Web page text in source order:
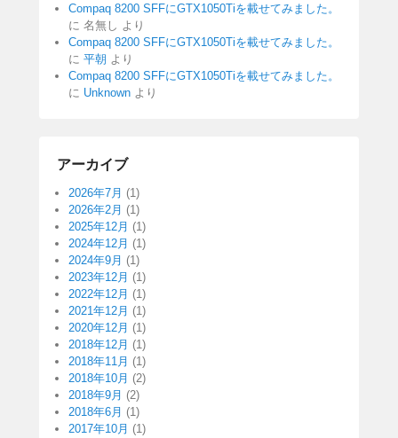
Compaq 8200 SFFにGTX1050Tiを載せてみました。
に 名無し より
Compaq 8200 SFFにGTX1050Tiを載せてみました。
に 平朝 より
Compaq 8200 SFFにGTX1050Tiを載せてみました。
に Unknown より
アーカイブ
2026年7月 (1)
2026年2月 (1)
2025年12月 (1)
2024年12月 (1)
2024年9月 (1)
2023年12月 (1)
2022年12月 (1)
2021年12月 (1)
2020年12月 (1)
2018年12月 (1)
2018年11月 (1)
2018年10月 (2)
2018年9月 (2)
2018年6月 (1)
2017年10月 (1)